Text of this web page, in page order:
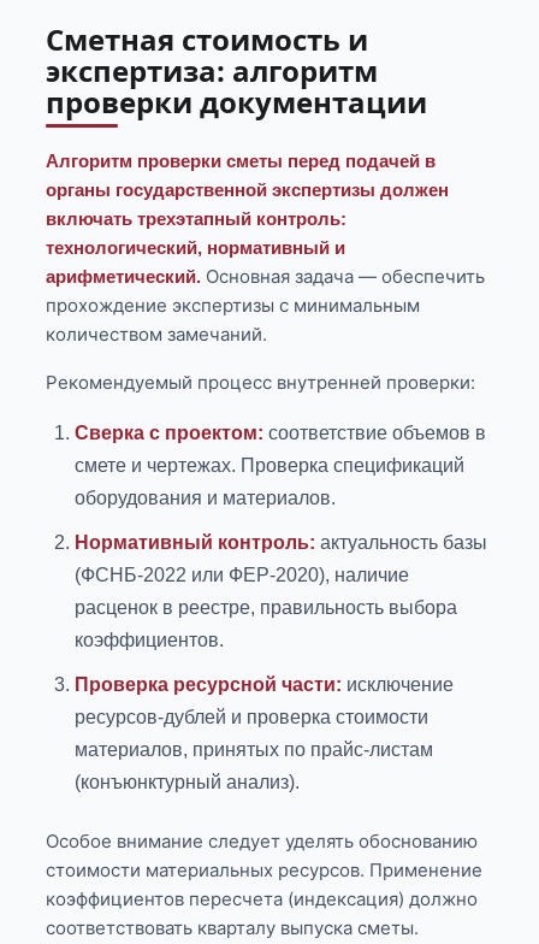
Сметная стоимость и
экспертиза: алгоритм
проверки документации
Алгоритм проверки сметы перед подачей в
органы государственной экспертизы должен
включать трехэтапный контроль:
технологический, нормативный и
арифметический. Основная задача — обеспечить
прохождение экспертизы с минимальным
количеством замечаний.
Рекомендуемый процесс внутренней проверки:
Сверка с проектом: соответствие объемов в
смете и чертежах. Проверка спецификаций
оборудования и материалов.
Нормативный контроль: актуальность базы
(ФСНБ-2022 или ФЕР-2020), наличие
расценок в реестре, правильность выбора
коэффициентов.
Проверка ресурсной части: исключение
ресурсов-дублей и проверка стоимости
материалов, принятых по прайс-листам
(конъюнктурный анализ).
Особое внимание следует уделять обоснованию
стоимости материальных ресурсов. Применение
коэффициентов пересчета (индексация) должно
соответствовать кварталу выпуска сметы.